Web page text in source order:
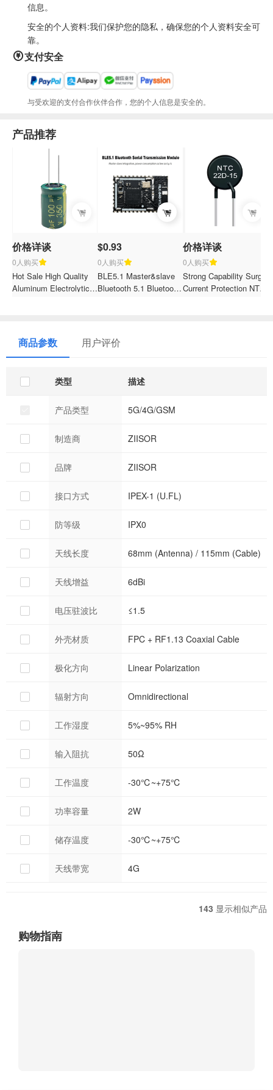
信息。
安全的个人资料:我们保护您的隐私，确保您的个人资料安全可
靠。
支付安全
与受欢迎的支付合作伙伴合作，您的个人信息是安全的。
产品推荐
价格详谈
0人购买
Hot Sale High Quality
Aluminum Electrolytic
$0.93
0人购买
BLE5.1 Master&slave
Bluetooth 5.1 Bluetooth
价格详谈
0人购买
Strong Capability Surge
Current Protection NTC
商品参数 用户评价
类型 描述
产品类型 5G/4G/GSM
制造商 ZIISOR
品牌 ZIISOR
接口方式 IPEX-1 (U.FL)
防等级 IPX0
天线长度 68mm (Antenna) / 115mm (Cable)
天线增益 6dBi
电压驻波比 ≤1.5
外壳材质 FPC + RF1.13 Coaxial Cable
极化方向 Linear Polarization
辐射方向 Omnidirectional
工作湿度 5%~95% RH
输入阻抗 50Ω
工作温度 -30℃~+75℃
功率容量 2W
储存温度 -30℃~+75℃
天线带宽 4G
143 显示相似产品
购物指南